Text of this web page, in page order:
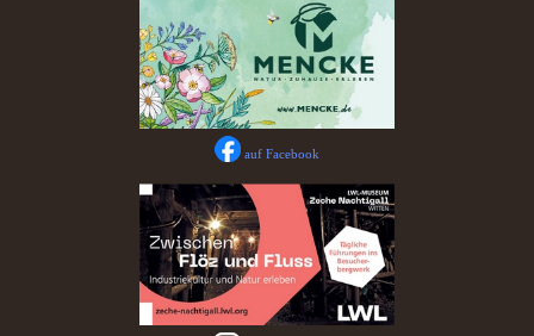
auf Facebook